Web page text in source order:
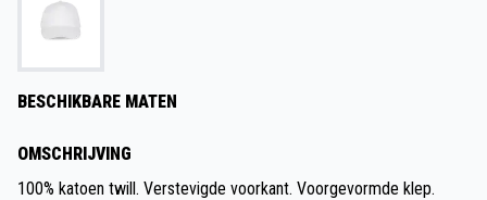
BESCHIKBARE MATEN
OMSCHRIJVING
100% katoen twill. Verstevigde voorkant. Voorgevormde klep.